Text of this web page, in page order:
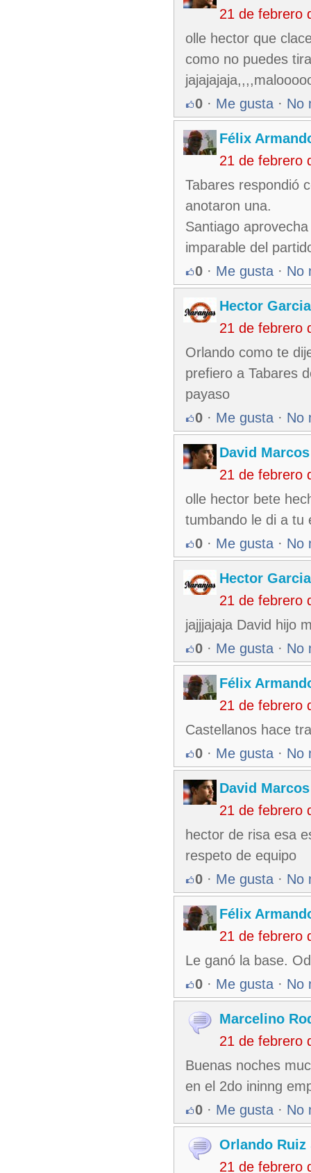
21 de febrero
olle hector que
como no puedes
0 · Me gusta · No
Félix
21 de febrero
Tabares respondió
anotaron una.
Santiago
imparable del
0 · Me gusta · No
Hector Garcia
21 de febrero
Orlando como te
prefiero a Tabares
payaso
0 · Me gusta · No
David Marcos
21 de febrero
olle hector bete
tumbando le di a tu
0 · Me gusta · No
Hector Garcia
21 de febrero
jajjjajaja David hijo
0 · Me gusta · No
Félix
21 de febrero
Castellanos hace
0 · Me gusta · No
David Marcos
21 de febrero
hector de risa esa
respeto de equipo
0 · Me gusta · No
Félix
21 de febrero
Le ganó la base.
0 · Me gusta · No
Marcelino
21 de febrero
Buenas noches
en el 2do ininng
0 · Me gusta · No
Orlando Ruiz
21 de febrero